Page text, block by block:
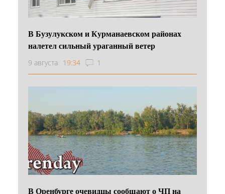
В Бузулукском и Курманаевском районах
налетел сильный ураганный ветер
9 августа 19:34 1
В Оренбурге очевидцы сообщают о ЧП на